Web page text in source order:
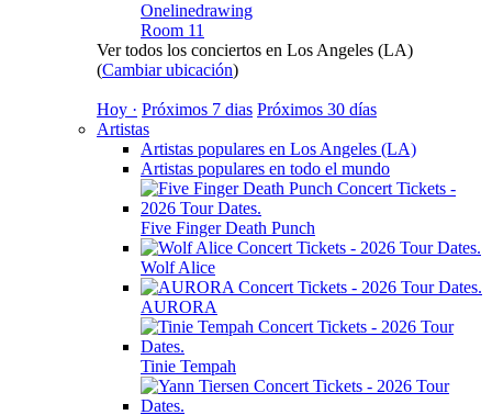
Onelinedrawing
Room 11
Ver todos los conciertos en Los Angeles (LA)
(Cambiar ubicación)
Hoy · Próximos 7 dias Próximos 30 días
Artistas
Artistas populares en Los Angeles (LA)
Artistas populares en todo el mundo
Five Finger Death Punch
Wolf Alice
AURORA
Tinie Tempah